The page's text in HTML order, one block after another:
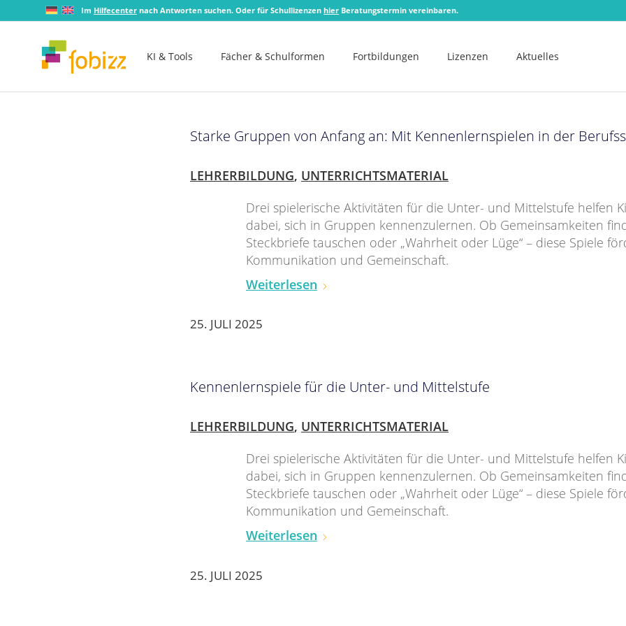
Im Hilfecenter nach Antworten suchen. Oder für Schullizenzen hier Beratungstermin vereinbaren.
KI & Tools Fächer & Schulformen Fortbildungen Lizenzen Aktuelles
Starke Gruppen von Anfang an: Mit Kennenlernspielen in der
LEHRERBILDUNG, UNTERRICHTSMATERIAL
Drei spielerische Aktivitäten für die Unter- und Mittelstufe helfen
dabei, sich in Gruppen kennenzulernen. Ob Gemeinsamkeiten
Steckbriefe tauschen oder „Wahrheit oder Lüge“ – diese Spiele
Kommunikation und Gemeinschaft.
Weiterlesen
25. JULI 2025
Kennenlernspiele für die Unter- und Mittelstufe
LEHRERBILDUNG, UNTERRICHTSMATERIAL
Drei spielerische Aktivitäten für die Unter- und Mittelstufe helfen
dabei, sich in Gruppen kennenzulernen. Ob Gemeinsamkeiten
Steckbriefe tauschen oder „Wahrheit oder Lüge“ – diese Spiele
Kommunikation und Gemeinschaft.
Weiterlesen
25. JULI 2025